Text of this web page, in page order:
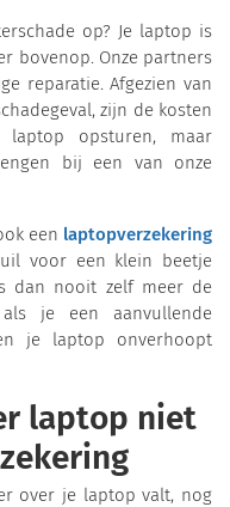
op? Je laptop is
bovenop. Onze partners
reparatie. Afgezien van
zijn de kosten
opsturen, maar
bij een van onze
een laptopverzekering
voor een klein beetje
dan nooit zelf meer de
je een aanvullende
je laptop onverhoopt
laptop niet
over je laptop valt, nog